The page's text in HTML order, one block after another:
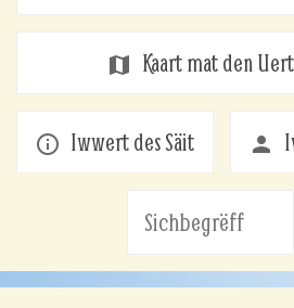
map Kaart mat den
info_outline Iwwert des Säit person